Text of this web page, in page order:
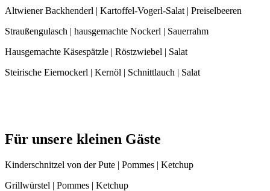
Altwiener Backhenderl | Kartoffel-Vogerl-Salat | Preiselbeeren
Straußengulasch | hausgemachte Nockerl | Sauerrahm
Hausgemachte Käsespätzle | Röstzwiebel | Salat
Steirische Eiernockerl | Kernöl | Schnittlauch | Salat
Für unsere kleinen Gäste
Kinderschnitzel von der Pute | Pommes | Ketchup
Grillwürstel | Pommes | Ketchup